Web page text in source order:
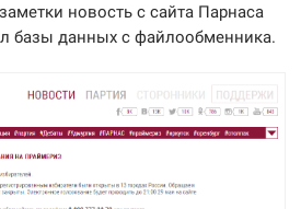
новость с сайта Парнаса
базы данных с файлообменника.